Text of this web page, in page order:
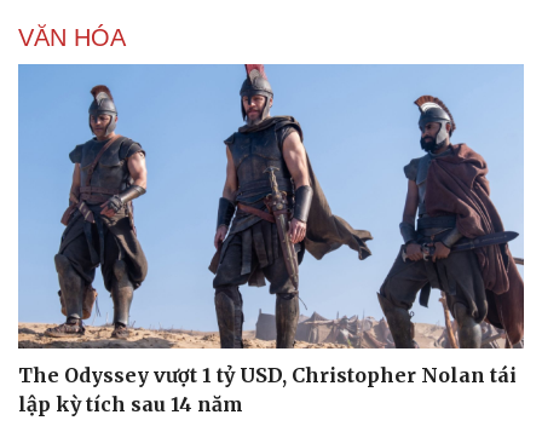
VĂN HÓA
The Odyssey vượt 1 tỷ USD, Christopher Nolan tái
lập kỳ tích sau 14 năm